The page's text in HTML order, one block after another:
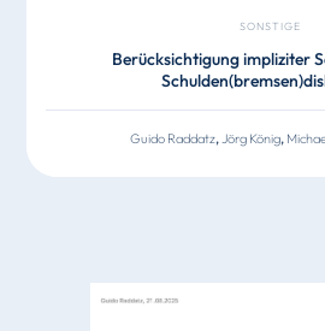
SONSTIGE
Berücksichtigung impliziter
Guido Raddatz,Jörg König,